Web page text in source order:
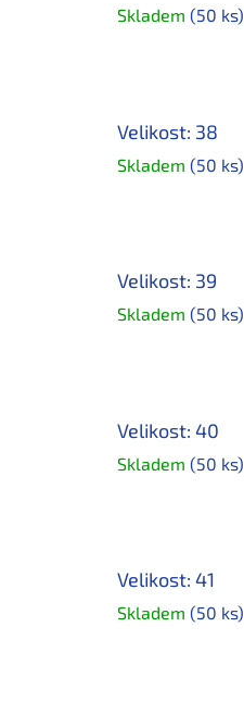
Skladem (50 ks)
Velikost: 38
Skladem (50 ks)
Velikost: 39
Skladem (50 ks)
Velikost: 40
Skladem (50 ks)
Velikost: 41
Skladem (50 ks)